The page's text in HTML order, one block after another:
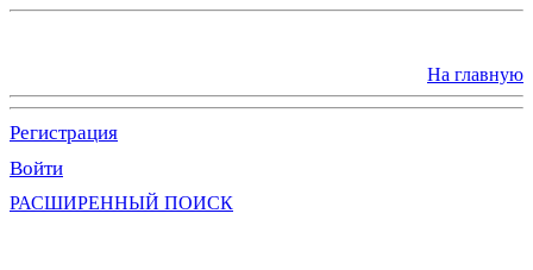
На главную
Регистрация
Войти
РАСШИРЕННЫЙ ПОИСК